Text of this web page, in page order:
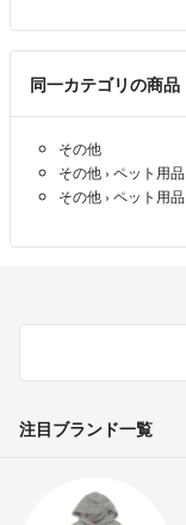
同一カテゴリの商品
その他
その他 › ペット用品
その他 › ペット用品
注目ブランド一覧